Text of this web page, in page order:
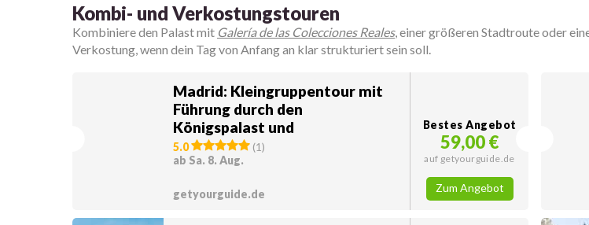
Kombi- und Verkostungstouren
Kombiniere den Palast mit Galería de las Colecciones Reales, einer größeren Stadtroute oder
Verkostung, wenn dein Tag von Anfang an klar strukturiert sein soll.
Madrid: Kleingruppentour mit
Führung durch den
Königspalast und
Weinverkostung
5.0 (1)
ab Sa. 8. Aug.
getyourguide.de
Bestes Angebot
59,00 €
auf getyourguide.de
Zum Angebot